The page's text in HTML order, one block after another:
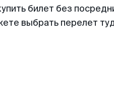
билет без
выбрать перелет